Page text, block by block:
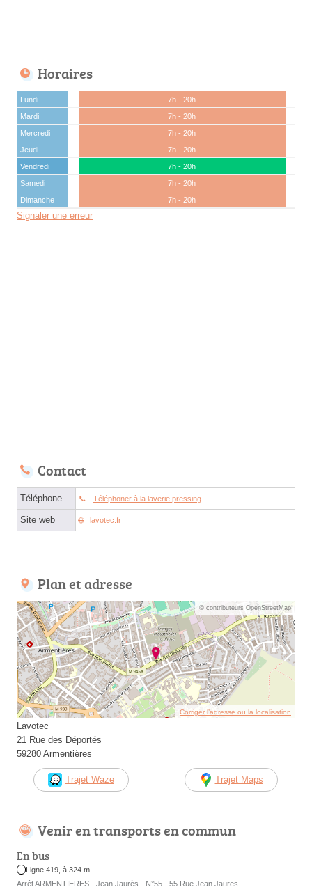
Horaires
Lundi
7h - 20h
Mardi
7h - 20h
Mercredi
7h - 20h
Jeudi
7h - 20h
Vendredi
7h - 20h
Samedi
7h - 20h
Dimanche
7h - 20h
Signaler une erreur
Contact
Téléphone Téléphoner à la laverie pressing
Site web lavotec.fr
Plan et adresse
© contributeurs OpenStreetMap
Corriger l’adresse ou la localisation
Lavotec
21 Rue des Déportés
59280 Armentières
Trajet Waze Trajet Maps
Venir en transports en commun
En bus
Ligne 419, à 324 m
Arrêt ARMENTIERES - Jean Jaurès - N°55 - 55 Rue Jean Jaures